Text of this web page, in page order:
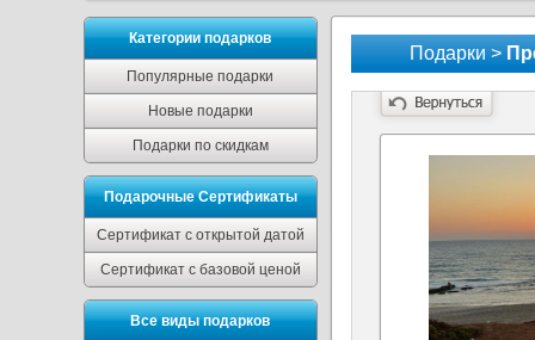
Категории подарков
Популярные подарки
Новые подарки
Подарки по скидкам
Подарочные Сертификаты
Сертификат с открытой датой
Сертификат с базовой ценой
Все виды подарков
Подарки >